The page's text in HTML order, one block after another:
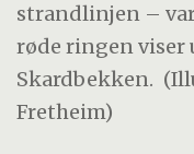
strandlinjen –
røde ringen viser
Skardbekken.
Fretheim)